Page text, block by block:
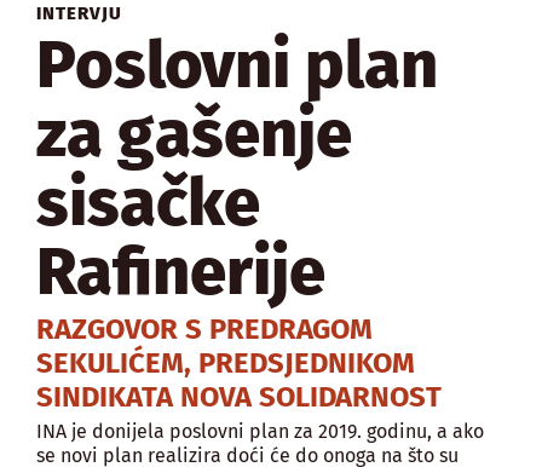
INTERVJU
Poslovni plan
za gašenje
sisačke
Rafinerije
RAZGOVOR S PREDRAGOM
SEKULIĆEM, PREDSJEDNIKOM
SINDIKATA NOVA SOLIDARNOST
INA je donijela poslovni plan za 2019. godinu, a ako
se novi plan realizira doći će do onoga na što su